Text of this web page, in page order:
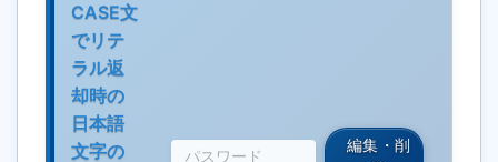
CASE文
でリテ
ラル返
却時の
日本語
文字の
編集・削